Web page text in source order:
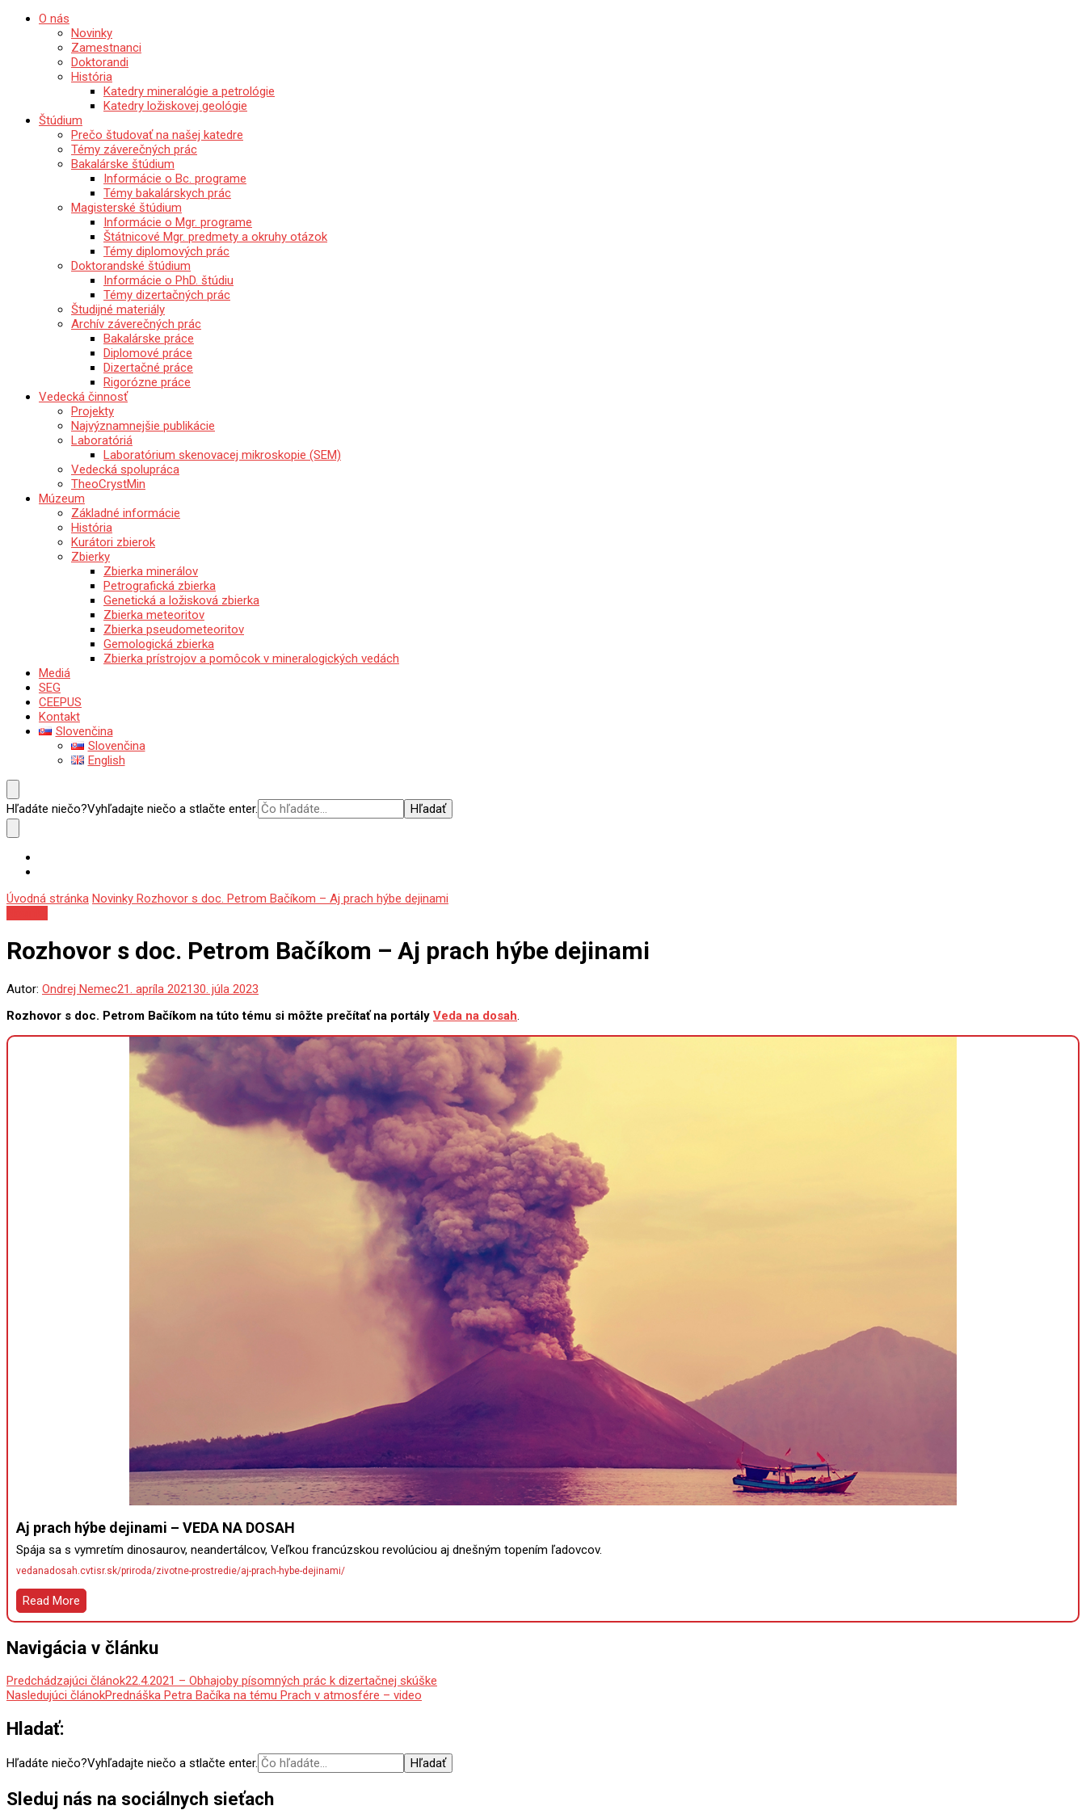
Katedra mineralógie, petrológie a ložiskovej geológie
Prírodovedecká fakulta Univerzity Komenského v Bratislave
O nás
Novinky
Zamestnanci
Doktorandi
História
Katedry mineralógie a petrológie
Katedry ložiskovej geológie
Štúdium
Prečo študovať na našej katedre
Témy záverečných prác
Bakalárske štúdium
Informácie o Bc. programe
Témy bakalárskych prác
Magisterské štúdium
Informácie o Mgr. programe
Štátnicové Mgr. predmety a okruhy otázok
Témy diplomových prác
Doktorandské štúdium
Informácie o PhD. štúdiu
Témy dizertačných prác
Študijné materiály
Archív záverečných prác
Bakalárske práce
Diplomové práce
Dizertačné práce
Rigorózne práce
Vedecká činnosť
Projekty
Najvýznamnejšie publikácie
Laboratóriá
Laboratórium skenovacej mikroskopie (SEM)
Vedecká spolupráca
TheoCrystMin
Múzeum
Základné informácie
História
Kurátori zbierok
Zbierky
Zbierka minerálov
Petrografická zbierka
Genetická a ložisková zbierka
Zbierka meteoritov
Zbierka pseudometeoritov
Gemologická zbierka
Zbierka prístrojov a pomôcok v mineralogických vedách
Mediá
SEG
CEEPUS
Kontakt
Slovenčina
Slovenčina
English
Hľadáte niečo?Vyhľadajte niečo a stlačte enter.
Úvodná stránka Novinky Rozhovor s doc. Petrom Bačíkom – Aj prach hýbe dejinami
Rozhovor s doc. Petrom Bačíkom – Aj prach hýbe dejinami
Autor: Ondrej Nemec21. apríla 202130. júla 2023
Rozhovor s doc. Petrom Bačíkom na túto tému si môžte prečítať na portály Veda na dosah
Aj prach hýbe dejinami – VEDA NA DOSAH
Spája sa s vymretím dinosaurov, neandertálcov, Veľkou francúzskou revolúciou aj dnešným topením ľadovcov.
vedanadosah.cvtisr.sk/priroda/zivotne-prostredie/aj-prach-hybe-dejinami/
Read More
Navigácia v článku
Predchádzajúci článok22.4.2021 – Obhajoby písomných prác k dizertačnej skúške
Nasledujúci článokPrednáška Petra Bačíka na tému Prach v atmosfére – video
Hladať:
Hľadáte niečo?Vyhľadajte niečo a stlačte enter.
Sleduj nás na sociálnych sieťach